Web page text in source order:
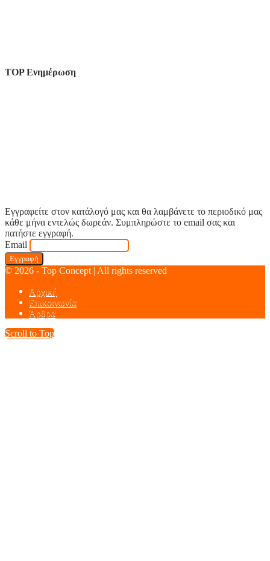
TOP Ενημέρωση
Εγγραφείτε στον κατάλογό μας και θα λαμβάνετε το περιοδικό μας
κάθε μήνα εντελώς δωρεάν. Συμπληρώστε το email σας και
πατήστε εγγραφή.
Email
© 2026 - Top Concept | All rights reserved
Αρχική
Επικοινωνία
Άρθρα
Scroll to Top